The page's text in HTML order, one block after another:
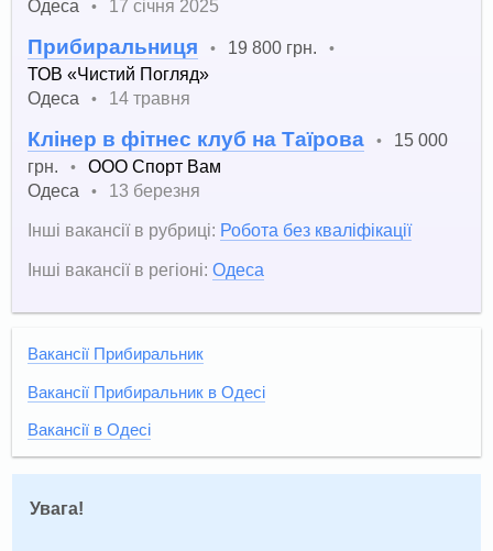
Одеса
• 17 січня 2025
Прибиральниця • 19 800 грн. •
ТОВ «Чистий Погляд»
Одеса
• 14 травня
Клінер в фітнес клуб на Таїрова •
15 000
грн.
•
ООО Спорт Вам
Одеса
•
13 березня
Інші вакансії в рубриці: Робота без кваліфікації
Інші вакансії в регіоні: Одеса
Вакансії Прибиральник
Вакансії Прибиральник в Одесі
Вакансії в Одесі
Увага!